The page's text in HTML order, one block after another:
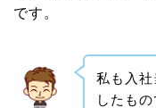
です。
私も入
したもの